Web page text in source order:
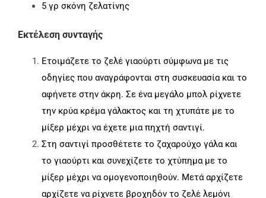
5 γρ σκόνη ζελατίνης
Εκτέλεση συνταγής
Ετοιμάζετε το ζελέ γιαούρτι σύμφωνα με τις
οδηγίες που αναγράφονται στη συσκευασία και το
αφήνετε στην άκρη. Σε ένα μεγάλο μπολ ρίχνετε
την κρύα κρέμα γάλακτος και τη χτυπάτε με το
μίξερ μέχρι να έχετε μια πηχτή σαντιγί.
Στη σαντιγί προσθέτετε το ζαχαρούχο γάλα και
το γιαούρτι και συνεχίζετε το χτύπημα με το
μίξερ μέχρι να ομογενοποιηθούν. Μετά αρχίζετε
αρχίζετε να ρίχνετε βροχηδόν το ζελέ λεμόνι